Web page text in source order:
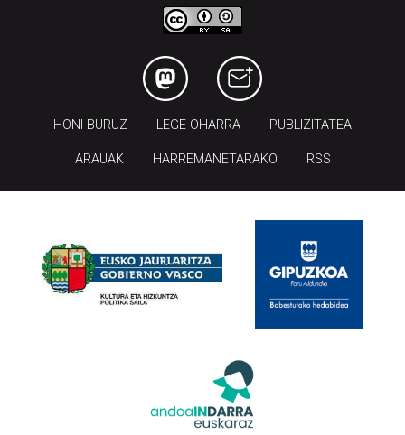
HONI BURUZ LEGE OHARRA PUBLIZITATEA
ARAUAK HARREMANETARAKO RSS